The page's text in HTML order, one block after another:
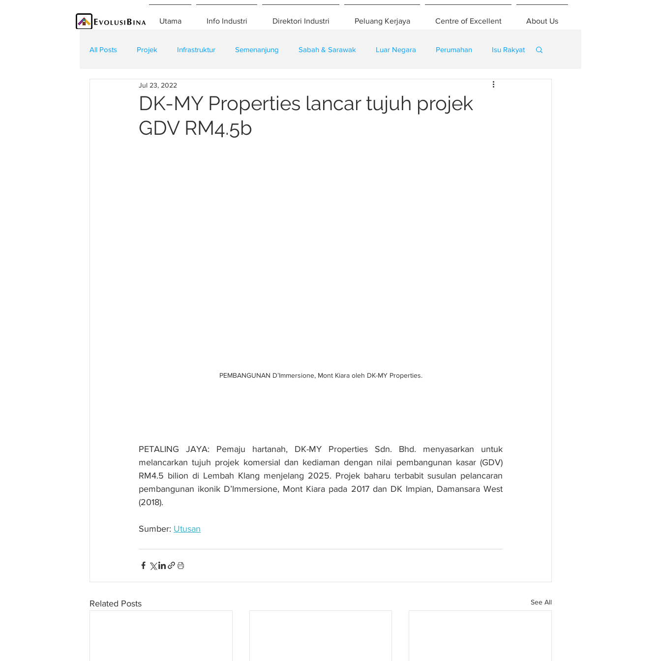
Utama Info Industri Direktori Industri Peluang Kerjaya Centre of Excellent About Us
All Posts Projek Infrastruktur Semenanjung Sabah & Sarawak Luar Negara Perumahan Isu Rakyat
Teknologi Kontraktor
DK-MY Properties lancar tujuh projek
GDV RM4.5b
Jul 23, 2022
PEMBANGUNAN D’Immersione, Mont Kiara oleh DK-MY Properties.
PETALING JAYA: Pemaju hartanah, DK-MY Properties Sdn. Bhd. menyasarkan untuk
melancarkan tujuh projek komersial dan kediaman dengan nilai pembangunan kasar (GDV)
RM4.5 bilion di Lembah Klang menjelang 2025. Projek baharu terbabit susulan pelancaran
pembangunan ikonik D’Immersione, Mont Kiara pada 2017 dan DK Impian, Damansara West
(2018).
Sumber: Utusan
Related Posts See All